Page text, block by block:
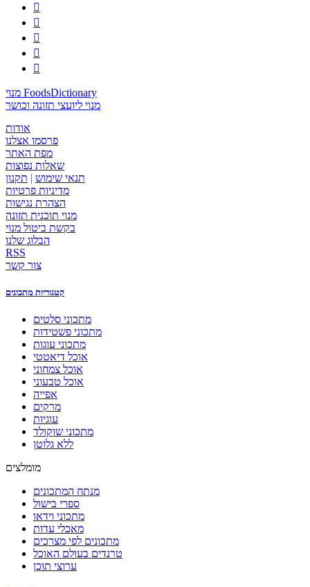





מנוי FoodsDictionary
מנוי ליועצי תזונה וכושר
אודות
פרסמו אצלנו
מפת האתר
שאלות נפוצות
תנאי שימוש | תקנון
מדיניות פרטיות
הצהרת נגישות
מנוי תוכנית תזונה
בקשת ביטול מנוי
הבלוג שלנו
RSS
צור קשר
קטגוריות מתכונים
מתכוני סלטים
מתכוני פשטידות
מתכוני עוגות
אוכל דיאטטי
אוכל צמחוני
אוכל טבעוני
אפייה
מרקים
עוגיות
מתכוני שוקולד
ללא גלוטן
מומלצים
מנתח המתכונים
ספרי בישול
מתכוני וידאו
מאכלי עדות
מתכונים לפי מצרכים
טרנדים בעולם האוכל
ערוצי תוכן